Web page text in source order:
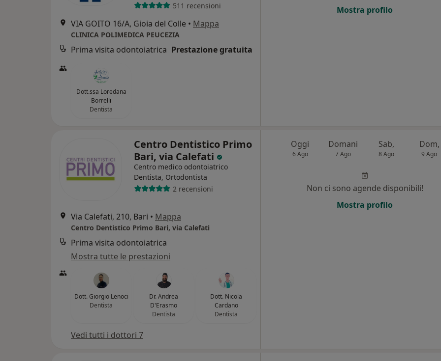
511 recensioni
VIA GOITO 16/A, Gioia del Colle • Mappa
CLINICA POLIMEDICA PEUCEZIA
Prima visita odontoiatrica Prestazione gratuita
Dott.ssa Loredana
Borrelli
Dentista
Mostra profilo
Centro Dentistico Primo
Bari, via Calefati
Centro medico odontoiatrico
Dentista, Ortodontista
2 recensioni
Via Calefati, 210, Bari • Mappa
Centro Dentistico Primo Bari, via Calefati
Prima visita odontoiatrica
Mostra tutte le prestazioni
Dott. Giorgio Lenoci
Dentista
Dr. Andrea
D'Erasmo
Dentista
Dott. Nicola
Cardano
Dentista
Vedi tutti i dottori 7
Oggi
6 Ago
Domani
7 Ago
Sab,
8 Ago
Dom,
9 Ago
Non ci sono agende disponibili!
Mostra profilo